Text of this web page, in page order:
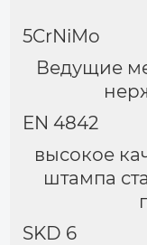
5CrNiMo
Ведущие
EN 4842
высокое
штампа
SKD 6